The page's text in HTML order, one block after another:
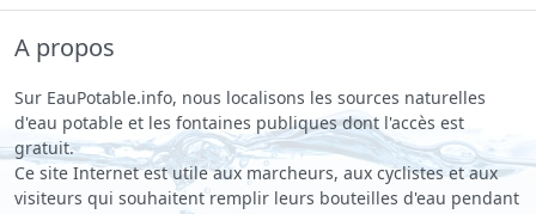
A propos
Sur EauPotable.info, nous localisons les sources naturelles
d'eau potable et les fontaines publiques dont l'accès est
gratuit.
Ce site Internet est utile aux marcheurs, aux cyclistes et aux
visiteurs qui souhaitent remplir leurs bouteilles d'eau pendant